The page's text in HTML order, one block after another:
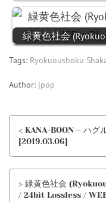
緑黄色社会
Tags: Ryokuoushoku
Author: jpop
< KANA-BOON – ハ
[2019.03.06]
> 緑黄色社会
/ 24bit Lossless /